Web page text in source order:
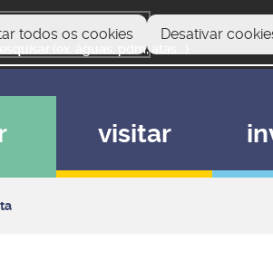
todos os cookies Desativar
visitar